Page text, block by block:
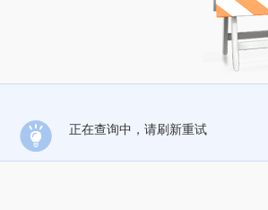
正在查询中，请刷新重试